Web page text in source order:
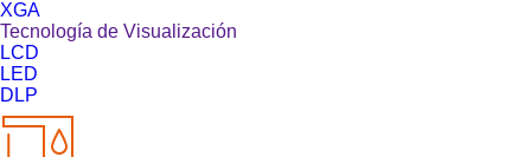
XGA
Tecnología de Visualización
LCD
LED
DLP